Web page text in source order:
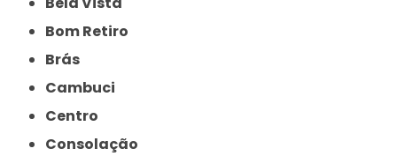
Bom Retiro
Brás
Cambuci
Centro
Consolação